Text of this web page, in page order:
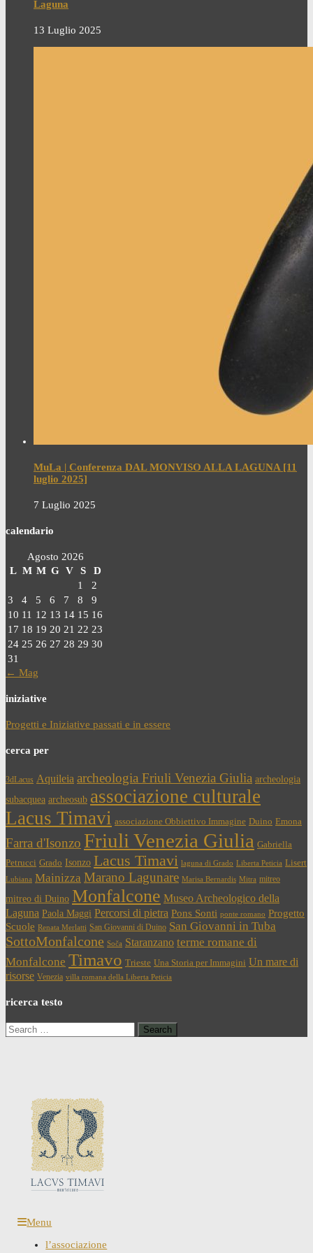
Laguna
13 Luglio 2025
MuLa | Conferenza DAL MONVISO ALLA LAGUNA [11
luglio 2025]
7 Luglio 2025
calendario
Agosto 2026
L M M G V S
D
1
2
3
4 5 6 7 8
9
10 11 12 13 14 15 16
17 18 19 20 21 22 23
24 25 26 27 28 29 30
31
← Mag
iniziative
Progetti e Iniziative passati e in essere
cerca per
3dLacus Aquileia archeologia Friuli Venezia Giulia archeologia
subacquea archeosub associazione culturale
Lacus Timavi associazione Obbiettivo Immagine Duino Emona
Farra d'Isonzo Friuli Venezia Giulia Gabriella
Petrucci Grado Isonzo Lacus Timavi laguna di Grado Liberta Peticia Lisert
Lubiana Mainizza Marano Lagunare Marisa Bernardis Mitra mitreo
mitreo di Duino Monfalcone Museo Archeologico della
Laguna Paola Maggi Percorsi di pietra Pons Sonti ponte romano Progetto
Scuole Renata Merlatti San Giovanni di Duino San Giovanni in Tuba
SottoMonfalcone Soča Staranzano terme romane di
Monfalcone Timavo Trieste Una Storia per Immagini Un mare di
risorse Venezia villa romana della Liberta Peticia
ricerca testo
Search
for:
Menu
l’associazione